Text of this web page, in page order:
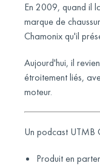
En 2009, quand il
marque de
Chamonix qu'il
Aujourd'hui, il
étroitement liés,
moteur.
Un podcast UTMB
Produit en